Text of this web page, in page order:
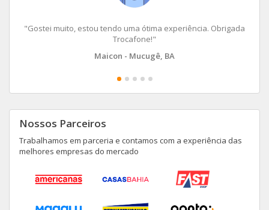
"Gostei muito, estou tendo uma ótima experiência. Obrigada
Trocafone!"
Maicon - Mucugê, BA
Nossos Parceiros
Trabalhamos em parceria e contamos com a experiência das
melhores empresas do mercado